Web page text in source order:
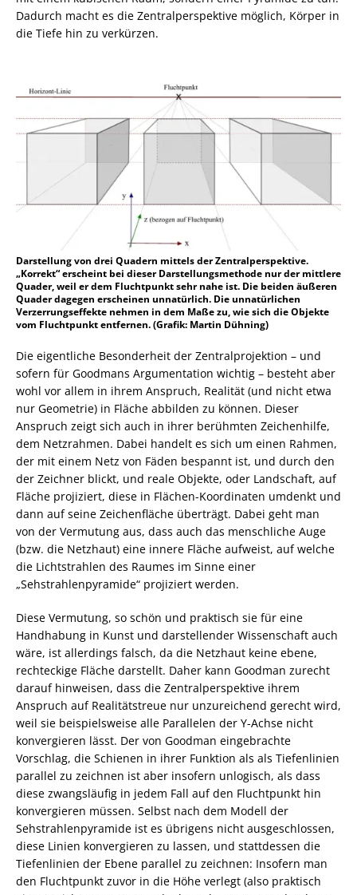
Dadurch macht es die Zentralperspektive möglich, Körper in
die Tiefe hin zu verkürzen.
Darstellung von drei Quadern mittels der Zentralperspektive.
„Korrekt“ erscheint bei dieser Darstellungsmethode nur der mittlere
Quader, weil er dem Fluchtpunkt sehr nahe ist. Die beiden äußeren
Quader dagegen erscheinen unnatürlich. Die unnatürlichen
Verzerrungseffekte nehmen in dem Maße zu, wie sich die Objekte
vom Fluchtpunkt entfernen. (Grafik: Martin Dühning)
Die eigentliche Besonderheit der Zentralprojektion – und
sofern für Goodmans Argumentation wichtig – besteht aber
wohl vor allem in ihrem Anspruch, Realität (und nicht etwa
nur Geometrie) in Fläche abbilden zu können. Dieser
Anspruch zeigt sich auch in ihrer berühmten Zeichenhilfe,
dem Netzrahmen. Dabei handelt es sich um einen Rahmen,
der mit einem Netz von Fäden bespannt ist, und durch den
der Zeichner blickt, und reale Objekte, oder Landschaft, auf
Fläche projiziert, diese in Flächen-Koordinaten umdenkt und
dann auf seine Zeichenfläche überträgt. Dabei geht man
von der Vermutung aus, dass auch das menschliche Auge
(bzw. die Netzhaut) eine innere Fläche aufweist, auf welche
die Lichtstrahlen des Raumes im Sinne einer
„Sehstrahlenpyramide“ projiziert werden.
Diese Vermutung, so schön und praktisch sie für eine
Handhabung in Kunst und darstellender Wissenschaft auch
wäre, ist allerdings falsch, da die Netzhaut keine ebene,
rechteckige Fläche darstellt. Daher kann Goodman zurecht
darauf hinweisen, dass die Zentralperspektive ihrem
Anspruch auf Realitätstreue nur unzureichend gerecht wird,
weil sie beispielsweise alle Parallelen der Y-Achse nicht
konvergieren lässt. Der von Goodman eingebrachte
Vorschlag, die Schienen in ihrer Funktion als als Tiefenlinien
parallel zu zeichnen ist aber insofern unlogisch, als dass
diese zwangsläufig in jedem Fall auf den Fluchtpunkt hin
konvergieren müssen. Selbst nach dem Modell der
Sehstrahlenpyramide ist es übrigens nicht ausgeschlossen,
diese Linien konvergieren zu lassen, und stattdessen die
Tiefenlinien der Ebene parallel zu zeichnen: Insofern man
den Fluchtpunkt zuvor in die Höhe verlegt (also praktisch